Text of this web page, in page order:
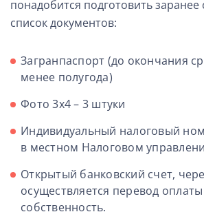
понадобится подготовить
список документов:
Загранпаспорт (до окончания
менее полугода)
Фото 3х4 – 3 штуки
Индивидуальный налоговый
в местном Налоговом
Открытый банковский счет,
осуществляется перевод
собственность.